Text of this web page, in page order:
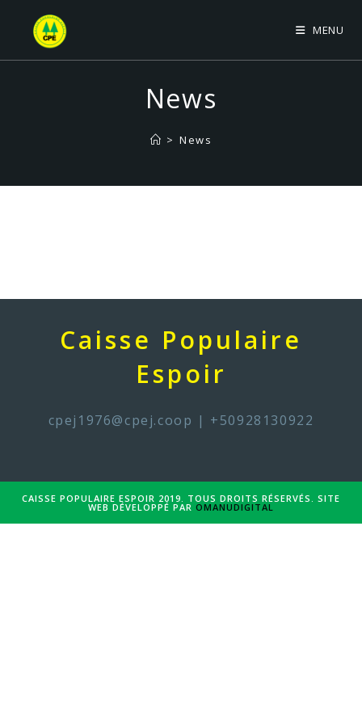
MENU
News
> News
Caisse Populaire
Espoir
cpej1976@cpej.coop | +50928130922
CAISSE POPULAIRE ESPOIR 2019. TOUS DROITS RÉSERVÉS. SITE
WEB DÉVELOPPÉ PAR OMANUDIGITAL